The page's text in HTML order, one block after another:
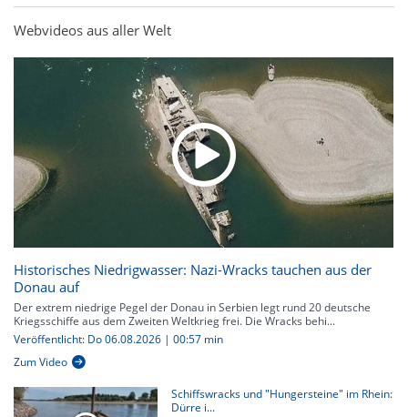
Webvideos aus aller Welt
Historisches Niedrigwasser: Nazi-Wracks tauchen aus der
Donau auf
Der extrem niedrige Pegel der Donau in Serbien legt rund 20 deutsche
Kriegsschiffe aus dem Zweiten Weltkrieg frei. Die Wracks behi...
Veröffentlicht: Do 06.08.2026 | 00:57 min
Zum Video
Schiffswracks und "Hungersteine" im Rhein:
Dürre i...